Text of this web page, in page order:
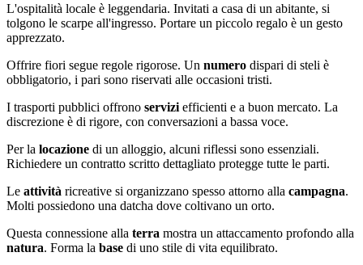
L'ospitalità locale è leggendaria. Invitati a casa di un abitante, si
tolgono le scarpe all'ingresso. Portare un piccolo regalo è un gesto
apprezzato.
Offrire fiori segue regole rigorose. Un numero dispari di steli è
obbligatorio, i pari sono riservati alle occasioni tristi.
I trasporti pubblici offrono servizi efficienti e a buon mercato. La
discrezione è di rigore, con conversazioni a bassa voce.
Per la locazione di un alloggio, alcuni riflessi sono essenziali.
Richiedere un contratto scritto dettagliato protegge tutte le parti.
Le attività ricreative si organizzano spesso attorno alla campagna.
Molti possiedono una datcha dove coltivano un orto.
Questa connessione alla terra mostra un attaccamento profondo alla
natura. Forma la base di uno stile di vita equilibrato.